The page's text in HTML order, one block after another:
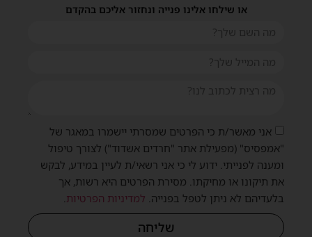
או שילחו אלינו פנייה ונחזור אליכם בהקדם
אני מאשר/ת כי הפרטים שמסרתי יישמרו במאגר של
"אמפסיס" (מפעילת אתר "חרדים אשדוד") לצורך טיפול
ומענה לפנייתי. ידוע לי כי אני רשאי/ת לעיין במידע, לבקש
את תיקונו או מחיקתו. מסירת הפרטים היא רשות, אך
בלעדיהם לא ניתן לטפל בפנייה.למדיניות הפרטיות.
שליחה